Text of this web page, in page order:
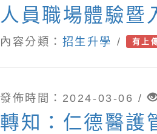
人員職場體驗暨
會」及校園參觀
內容分類： 招生升學 / 有上
發佈時間：2024-03-06 /
轉知：仁德醫護